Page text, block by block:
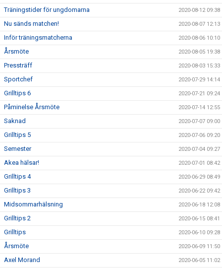
Träningstider för ungdomarna 2020-08-12 09:38
Nu sänds matchen! 2020-08-07 12:13
Inför träningsmatcherna 2020-08-06 10:10
Årsmöte 2020-08-05 19:38
Pressträff 2020-08-03 15:33
Sportchef 2020-07-29 14:14
Grilltips 6 2020-07-21 09:24
Påminelse Årsmöte 2020-07-14 12:55
Saknad 2020-07-07 09:00
Grilltips 5 2020-07-06 09:20
Semester 2020-07-04 09:27
Akea hälsar! 2020-07-01 08:42
Grilltips 4 2020-06-29 08:49
Grilltips 3 2020-06-22 09:42
Midsommarhälsning 2020-06-18 12:08
Grilltips 2 2020-06-15 08:41
Grilltips 2020-06-10 09:28
Årsmöte 2020-06-09 11:50
Axel Morand 2020-06-05 11:02